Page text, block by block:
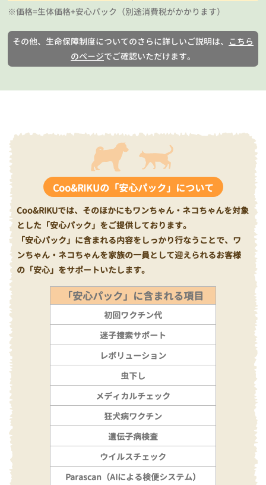
※価格=生体価格+安心パック（別途消費税がかかります）
その他、生命保障制度についてのさらに詳しいご説明は、 こちら
のページでご確認いただけます。
Coo&RIKUの「安心パック」について
Coo&RIKUでは、そのほかにもワンちゃん・ネコちゃんを対象
とした「安心パック」をご提供しております。
「安心パック」に含まれる内容をしっかり行なうことで、ワ
ンちゃん・ネコちゃんを家族の一員として迎えられるお客様
の「安心」をサポートいたします。
「安心パック」に含まれる項目
初回ワクチン代
迷子捜索サポート
レボリューション
虫下し
メディカルチェック
狂犬病ワクチン
遺伝子病検査
ウイルスチェック
Parascan（AIによる検便システム）